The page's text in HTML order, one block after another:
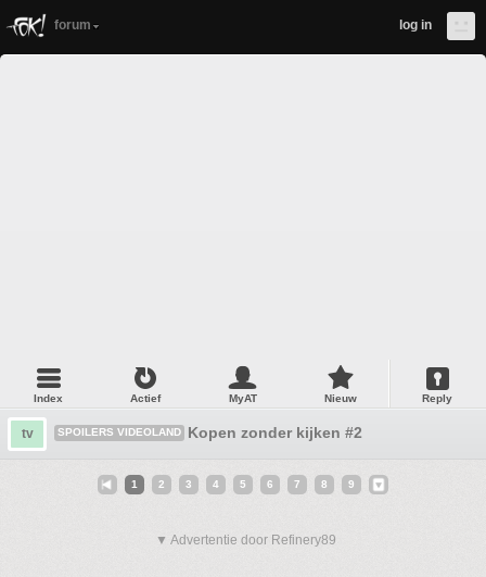
forum log in
Index Actief MyAT Nieuw Reply
tv SPOILERS VIDEOLAND Kopen zonder kijken #2
1 2 3 4 5 6 7 8 9
▼ Advertentie door Refinery89